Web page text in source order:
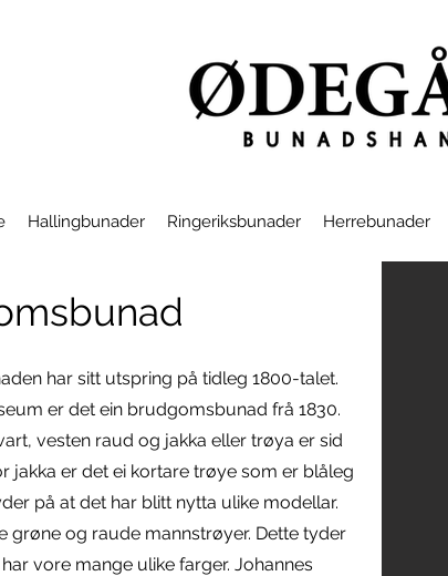
Hallingbunader Ringeriksbunader Herrebunader
har sitt utspring på tidleg 1800-talet.
er det ein brudgomsbunad frå 1830.
vesten raud og jakka eller trøya er sid
jakka er det ei kortare trøye som er blåleg
på at det har blitt nytta ulike modellar.
grøne og raude mannstrøyer. Dette tyder
vore mange ulike farger. Johannes